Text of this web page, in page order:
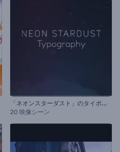
「
ネオンスターダスト」のタイポグラフィー
20 映像シーン